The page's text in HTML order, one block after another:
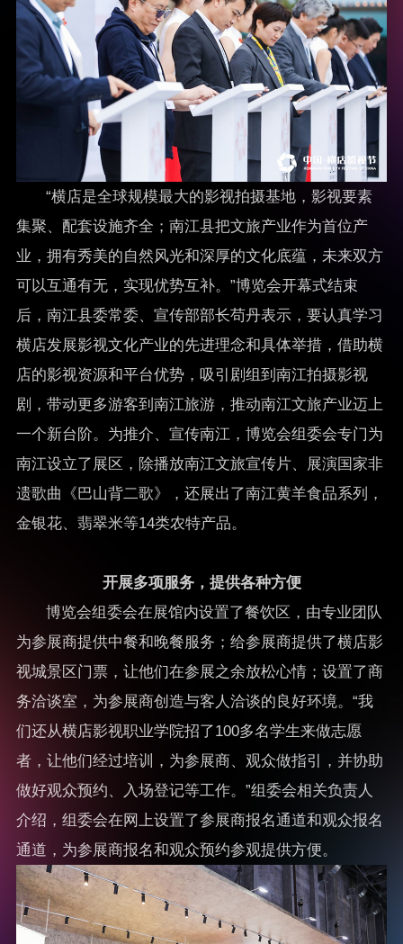
“横店是全球规模最大的影视拍摄基地，影视要素
集聚、配套设施齐全；南江县把文旅产业作为首位产
业，拥有秀美的自然风光和深厚的文化底蕴，未来双方
可以互通有无，实现优势互补。”博览会开幕式结束
后，南江县委常委、宣传部部长苟丹表示，要认真学习
横店发展影视文化产业的先进理念和具体举措，借助横
店的影视资源和平台优势，吸引剧组到南江拍摄影视
剧，带动更多游客到南江旅游，推动南江文旅产业迈上
一个新台阶。为推介、宣传南江，博览会组委会专门为
南江设立了展区，除播放南江文旅宣传片、展演国家非
遗歌曲《巴山背二歌》，还展出了南江黄羊食品系列，
金银花、翡翠米等14类农特产品。
开展多项服务，提供各种方便
博览会组委会在展馆内设置了餐饮区，由专业团队
为参展商提供中餐和晚餐服务；给参展商提供了横店影
视城景区门票，让他们在参展之余放松心情；设置了商
务洽谈室，为参展商创造与客人洽谈的良好环境。“我
们还从横店影视职业学院招了100多名学生来做志愿
者，让他们经过培训，为参展商、观众做指引，并协助
做好观众预约、入场登记等工作。”组委会相关负责人
介绍，组委会在网上设置了参展商报名通道和观众报名
通道，为参展商报名和观众预约参观提供方便。